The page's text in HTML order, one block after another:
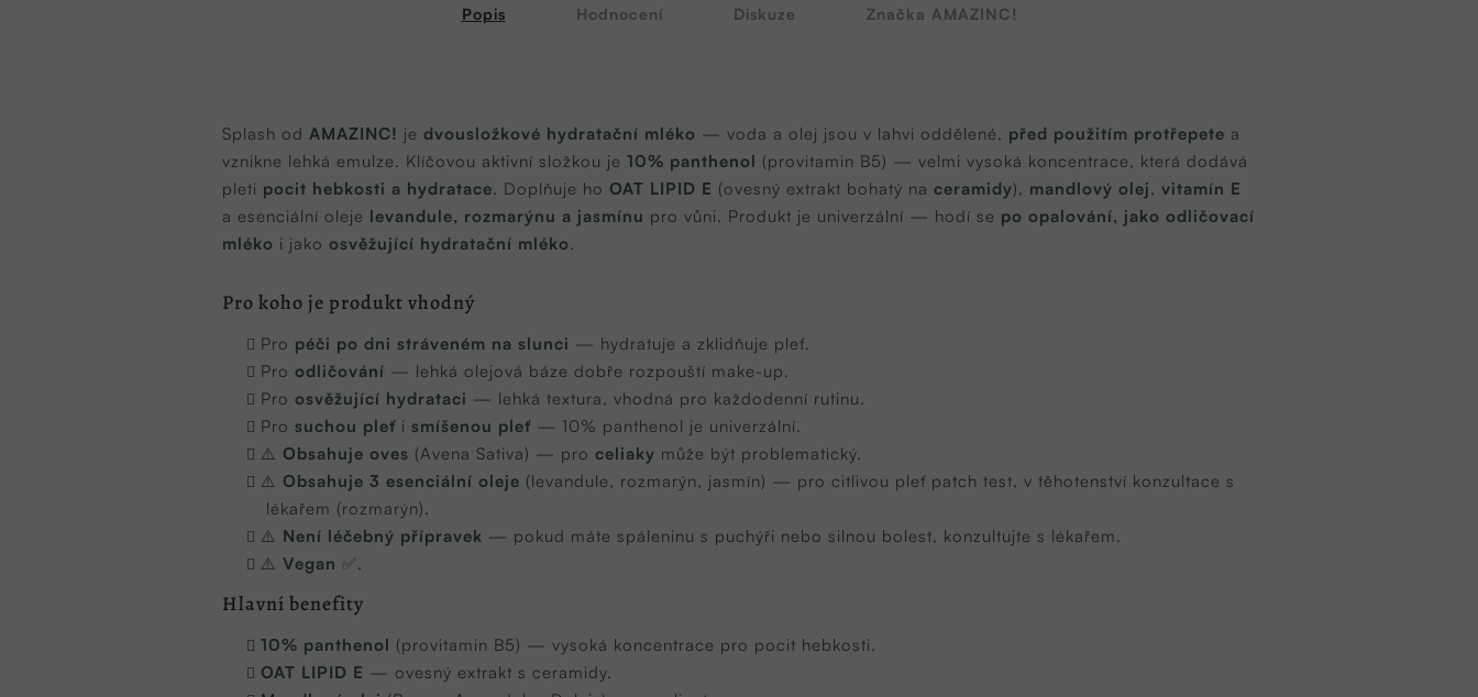
Popis Hodnocení Diskuze Značka AMAZINC!
Splash od AMAZINC! je dvousložkové hydratační mléko — voda a olej jsou v lahvi oddělené, před použitím protřepete a
vznikne lehká emulze. Klíčovou aktivní složkou je 10% panthenol (provitamin B5) — velmi vysoká koncentrace, která dodává
pleti pocit hebkosti a hydratace. Doplňuje ho OAT LIPID E (ovesný extrakt bohatý na ceramidy), mandlový olej, vitamín E
a esenciální oleje levandule, rozmarýnu a jasmínu pro vůni. Produkt je univerzální — hodí se po opalování, jako odličovací
mléko i jako osvěžující hydratační mléko.
Pro koho je produkt vhodný
Pro péči po dni stráveném na slunci — hydratuje a zklidňuje pleť.
Pro odličování — lehká olejová báze dobře rozpouští make-up.
Pro osvěžující hydrataci — lehká textura, vhodná pro každodenní rutinu.
Pro suchou pleť i smíšenou pleť — 10% panthenol je univerzální.
⚠️ Obsahuje oves (Avena Sativa) — pro celiaky může být problematický.
⚠️ Obsahuje 3 esenciální oleje (levandule, rozmarýn, jasmín) — pro citlivou pleť patch test, v těhotenství konzultace s
lékařem (rozmarýn).
⚠️ Není léčebný přípravek — pokud máte spáleninu s puchýři nebo silnou bolest, konzultujte s lékařem.
⚠️ Vegan ✅.
Hlavní benefity
10% panthenol (provitamin B5) — vysoká koncentrace pro pocit hebkosti.
OAT LIPID E — ovesný extrakt s ceramidy.